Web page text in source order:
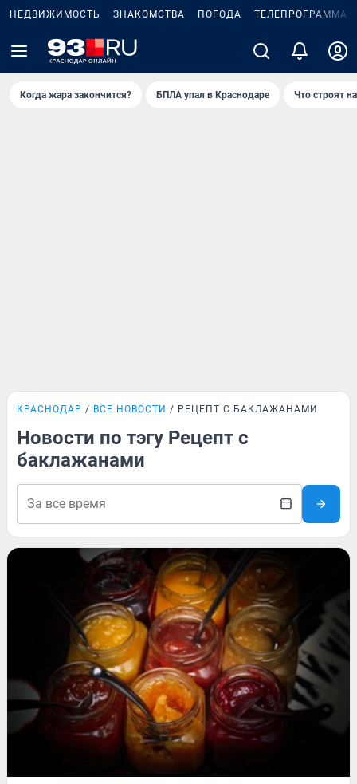
НЕДВИЖИМОСТЬ ЗНАКОМСТВА ПОГОДА ТЕЛЕПРОГРАММА
Когда жара закончится? БПЛА упал в Краснодаре Что строят
КРАСНОДАР ВСЕ НОВОСТИ РЕЦЕПТ С БАКЛАЖАНАМИ
Новости по тэгу Рецепт с
баклажанами